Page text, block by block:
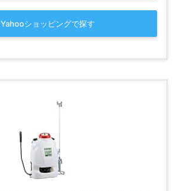
Yahooショッピングで探す